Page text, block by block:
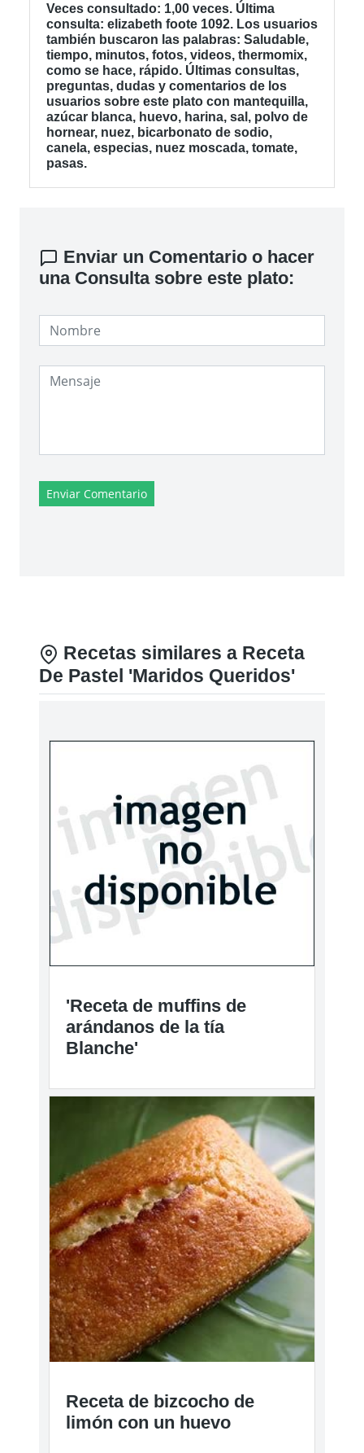
Veces consultado: 1,00 veces. Última
consulta: elizabeth foote 1092. Los usuarios
también buscaron las palabras: Saludable,
tiempo, minutos, fotos, videos, thermomix,
como se hace, rápido. Últimas consultas,
preguntas, dudas y comentarios de los
usuarios sobre este plato con mantequilla,
azúcar blanca, huevo, harina, sal, polvo de
hornear, nuez, bicarbonato de sodio,
canela, especias, nuez moscada, tomate,
pasas.
Enviar un Comentario o hacer
una Consulta sobre este plato:
Enviar Comentario
Recetas similares a Receta
De Pastel 'Maridos Queridos'
'Receta de muffins de
arándanos de la tía
Blanche'
Receta de bizcocho de
limón con un huevo